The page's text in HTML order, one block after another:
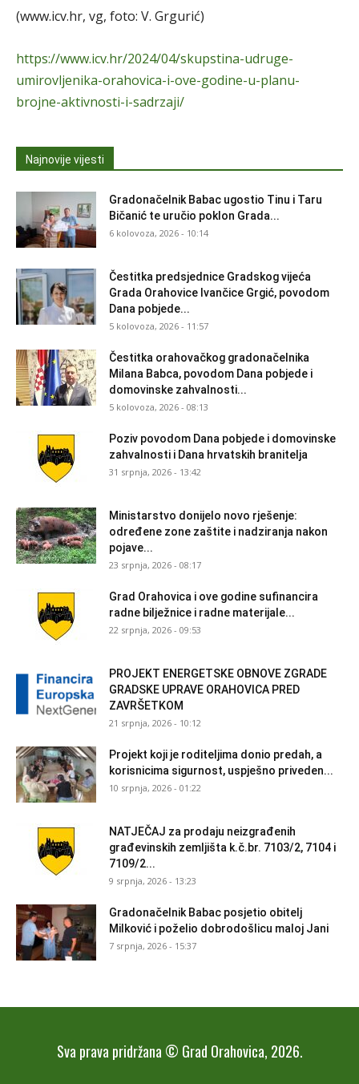
(www.icv.hr, vg, foto: V. Grgurić)
https://www.icv.hr/2024/04/skupstina-udruge-
umirovljenika-orahovica-i-ove-godine-u-planu-
brojne-aktivnosti-i-sadrzaji/
Najnovije vijesti
Gradonačelnik Babac ugostio Tinu i Taru
Bičanić te uručio poklon Grada...
6 kolovoza, 2026 - 10:14
Čestitka predsjednice Gradskog vijeća
Grada Orahovice Ivančice Grgić, povodom
Dana pobjede...
5 kolovoza, 2026 - 11:57
Čestitka orahovačkog gradonačelnika
Milana Babca, povodom Dana pobjede i
domovinske zahvalnosti...
5 kolovoza, 2026 - 08:13
Poziv povodom Dana pobjede i domovinske
zahvalnosti i Dana hrvatskih branitelja
31 srpnja, 2026 - 13:42
Ministarstvo donijelo novo rješenje:
određene zone zaštite i nadziranja nakon
pojave...
23 srpnja, 2026 - 08:17
Grad Orahovica i ove godine sufinancira
radne bilježnice i radne materijale...
22 srpnja, 2026 - 09:53
PROJEKT ENERGETSKE OBNOVE ZGRADE
GRADSKE UPRAVE ORAHOVICA PRED
ZAVRŠETKOM
21 srpnja, 2026 - 10:12
Projekt koji je roditeljima donio predah, a
korisnicima sigurnost, uspješno priveden...
10 srpnja, 2026 - 01:22
NATJEČAJ za prodaju neizgrađenih
građevinskih zemljišta k.č.br. 7103/2, 7104 i
7109/2...
9 srpnja, 2026 - 13:23
Gradonačelnik Babac posjetio obitelj
Milković i poželio dobrodošlicu maloj Jani
7 srpnja, 2026 - 15:37
Sva prava pridržana © Grad Orahovica, 2026.